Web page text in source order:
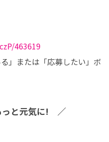
463619
」または「応募したい」ボ
っと元気に! ／